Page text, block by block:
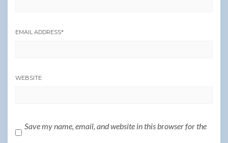
EMAIL ADDRESS*
WEBSITE
Save my name, email, and website in this browser for the